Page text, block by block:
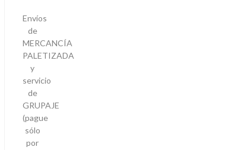
Envíos
de
MERCANCÍA
PALETIZADA
y
servicio
de
GRUPAJE
(pague
sólo
por